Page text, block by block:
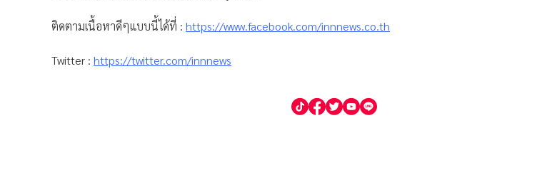
ติดตามเนื้อหาดีๆแบบนี้ได้ที่ : https://www.facebook.com/innnews.co.th
Twitter : https://twitter.com/innnews